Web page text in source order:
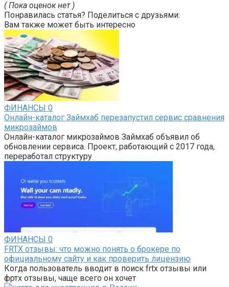
( Пока оценок нет )
Понравилась статья? Поделиться с друзьями:
Вам также может быть интересно
ФИНАНСЫ 0
Онлайн-каталог Займхаб перезапустил сервис сравнения
микрозаймов
Онлайн-каталог микрозаймов Займхаб объявил об
обновлении сервиса. Проект, работающий с 2017 года,
переработал структуру
ФИНАНСЫ 0
FRTX отзывы: что можно понять о брокере по
официальному сайту и как проверить лицензию
Когда пользователь вводит в поиск frtx отзывы или
фртх отзывы, чаще всего он хочет